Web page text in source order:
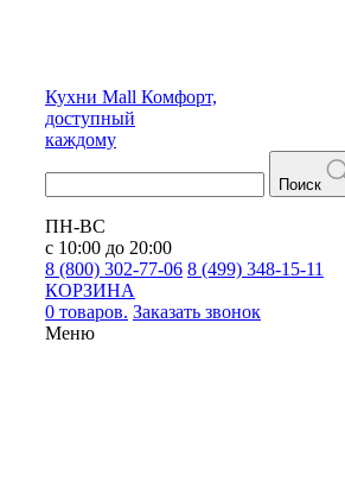
Кухни Mall Комфорт,
доступный
каждому
Поиск
ПН-ВС
с 10:00 до 20:00
8 (800) 302-77-06 8 (499) 348-15-11
КОРЗИНА
0 товаров. Заказать звонок
Меню